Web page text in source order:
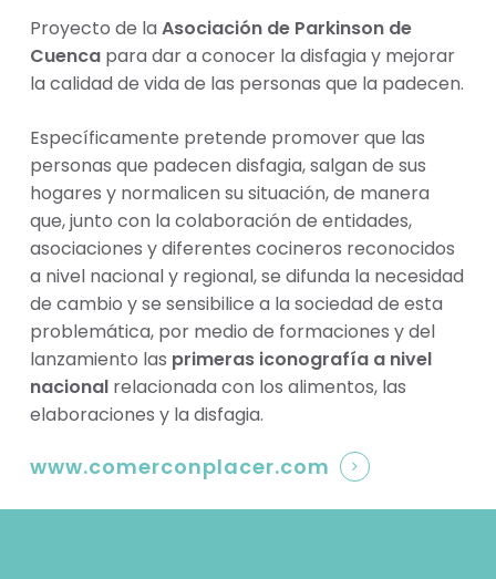
Proyecto de la Asociación de Parkinson de
Cuencapara dar a conocer la disfagia y mejorar
la calidad de vida de las personas que la padecen.
Específicamente pretende promover que las
personas que padecen disfagia, salgan de sus
hogares y normalicen su situación, de manera
que, junto con la colaboración de entidades,
asociaciones y diferentes cocineros reconocidos
a nivel nacional y regional, se difunda la necesidad
de cambio y se sensibilice a la sociedad de esta
problemática, por medio de formaciones y del
lanzamiento las primeras iconografía a nivel
nacionalrelacionada con los alimentos, las
elaboraciones y la disfagia.
www.comerconplacer.com